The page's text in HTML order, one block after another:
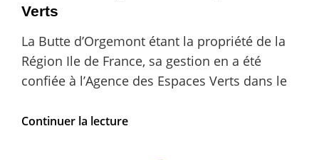
Verts
La Butte d’Orgemont étant la propriété de la
Région Ile de France, sa gestion en a été
confiée à l’Agence des Espaces Verts dans le
Continuer la lectureCourrier